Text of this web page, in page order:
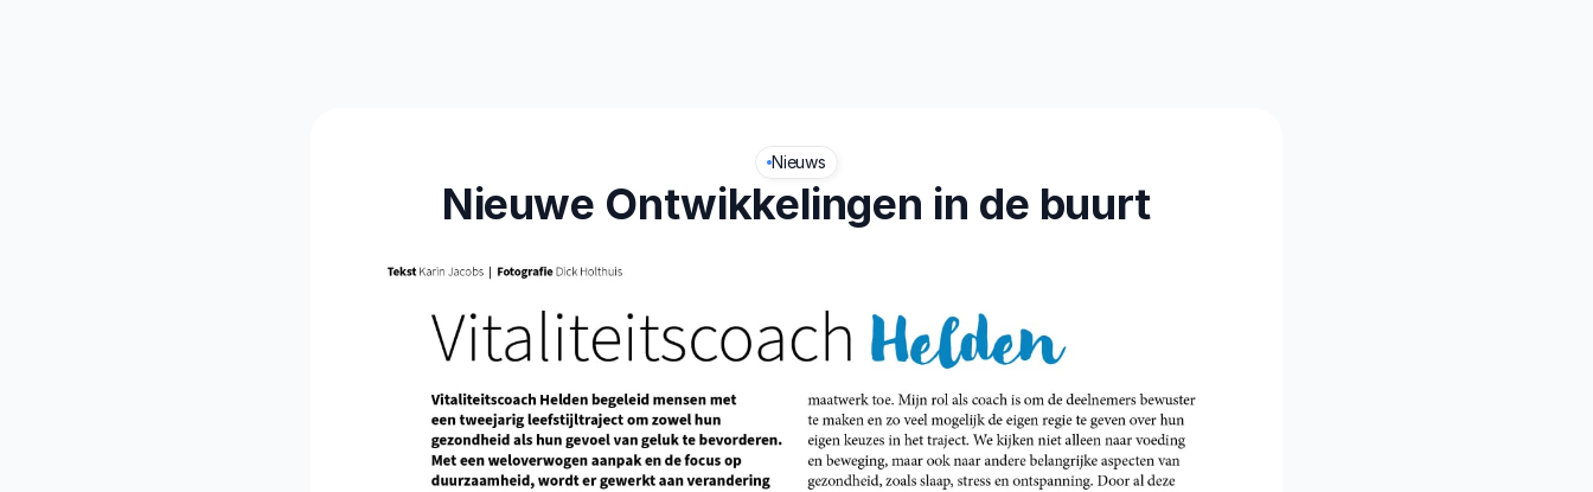
Nieuws
Nieuwe Ontwikkelingen in de buurt